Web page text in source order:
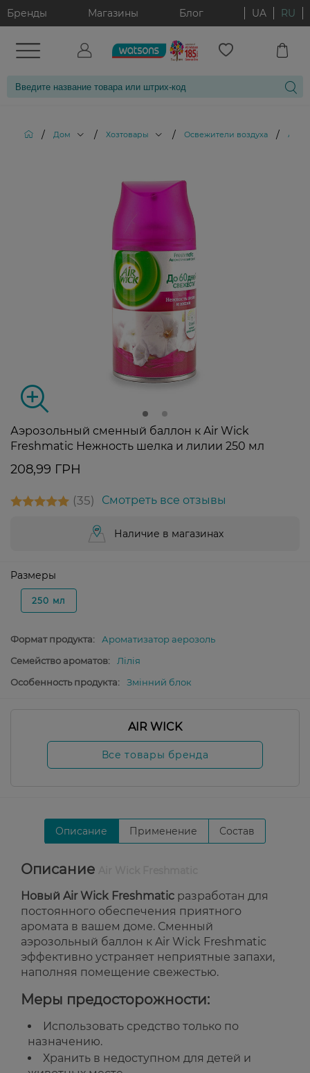
Бренды Магазины Блог UA RU
/ Дом / Хозтовары / Освежители воздуха /
Аэрозольный сменный баллон к Air Wick
Freshmatic Нежность шелка и лилии 250 мл
208,99 ГРН
35 Смотреть все отзывы
Наличие в магазинах
Размеры
250 мл
Формат продукта:
Ароматизатор аерозоль
Семейство ароматов:
Лілія
Особенность продукта:
Змінний блок
AIR WICK
Все товары бренда
Описание Применение Состав
Описание
Новый Air Wick Freshmatic разработан для
постоянного обеспечения приятного
аромата в вашем доме. Сменный
аэрозольный баллон к Air Wick Freshmatic
эффективно устраняет неприятные запахи,
наполняя помещение свежестью.
Меры предосторожности:
Использовать средство только по
назначению.
Хранить в недоступном для детей и